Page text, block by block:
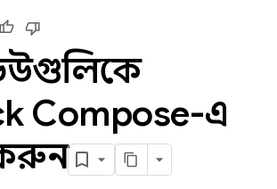
Compose-এ
করুন